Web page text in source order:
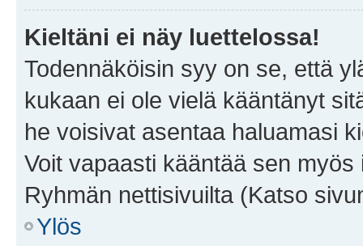
Kieltäni ei näy luettelossa!
Todennäköisin syy on se, että
kukaan ei ole vielä kääntänyt
he voisivat asentaa haluamasi
Voit vapaasti kääntää sen
Ryhmän nettisivuilta (Katso
Ylös